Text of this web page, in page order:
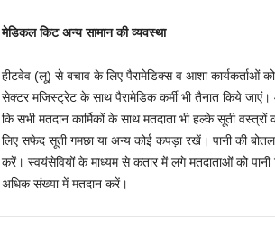
मेडिकल किट अन्य सामान की व्यवस्था
हीटवेव (लू) से बचाव के लिए पैरामेडिक्स व आशा कार्यकर्ताओं
सेक्टर मजिस्ट्रेट के साथ पैरामेडिक कर्मी भी तैनात किये
कि सभी मतदान कार्मिकों के साथ मतदाता भी हल्के सूती
लिए सफेद सूती गमछा या अन्य कोई कपड़ा रखें। पानी की
करें। स्वयंसेवियों के माध्यम से कतार में लगे मतदाताओं को
अधिक संख्या में मतदान करें।